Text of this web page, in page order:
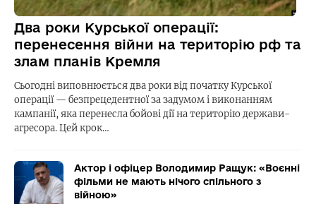
Два роки Курської операції:
перенесення війни на територію рф та
злам планів Кремля
Сьогодні виповнюється два роки від початку Курської
операції — безпрецедентної за задумом і виконанням
кампанії, яка перенесла бойові дії на територію держави-
агресора. Цей крок…
Актор і офіцер Володимир Ращук: «Воєнні
фільми не мають нічого спільного з
війною»